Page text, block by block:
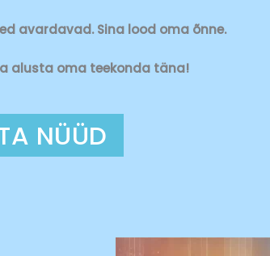
avardavad. Sina lood oma õnne.
alusta oma teekonda täna!
NÜÜD